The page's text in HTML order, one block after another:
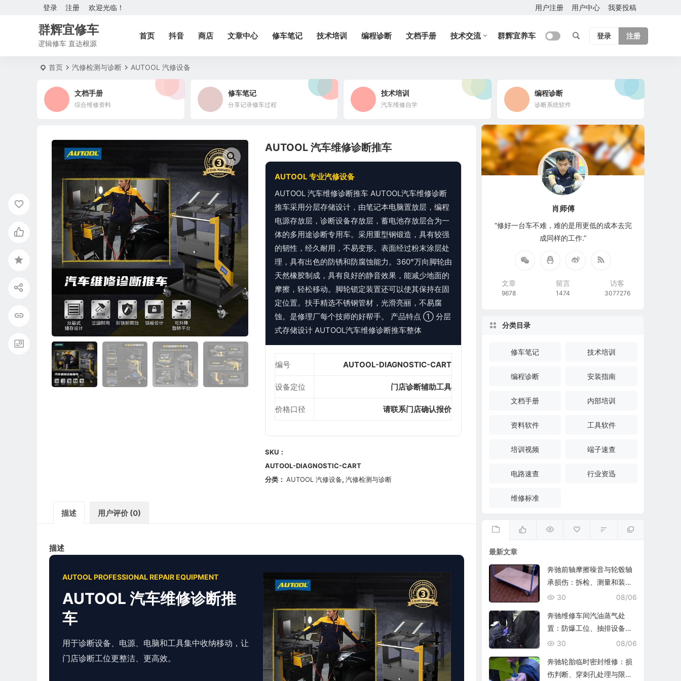
欢迎光临！
登录 注册 用户注册 用户中心 我要投稿
群辉宜修车
逻辑修车 直达根源
首页 抖音 商店 文章中心 修车笔记 技术培训 编程诊断 文档手册 技术交流 群辉宜养车 登录 注册
首页 汽修检测与诊断 AUTOOL 汽修设备
文档手册
综合维修资料
修车笔记
分享记录修车过程
技术培训
汽车维修自学
编程诊断
诊断系统软件
AUTOOL 汽车维修诊断推车
AUTOOL 专业汽修设备
AUTOOL 汽车维修诊断推车 AUTOOL汽车维修诊断
推车采用分层存储设计，由笔记本电脑置放层，编程
电源存放层，诊断设备存放层，蓄电池存放层合为一
体的多用途诊断专用车。采用重型钢锻造，具有较强
的韧性，经久耐用，不易变形。表面经过粉末涂层处
理，具有出色的防锈和防腐蚀能力。360°万向脚轮由
天然橡胶制成，具有良好的静音效果，能减少地面的
摩擦，轻松移动。脚轮锁定装置还可以使其保持在固
定位置。扶手精选不锈钢管材，光滑亮丽，不易腐
蚀。是修理厂每个技师的好帮手。 产品特点 ① 分层
式存储设计 AUTOOL汽车维修诊断推车整体
编号 AUTOOL-DIAGNOSTIC-CART
设备定位 门店诊断辅助工具
价格口径 请联系门店确认报价
SKU：
AUTOOL-DIAGNOSTIC-CART
分类： AUTOOL 汽修设备, 汽修检测与诊断
描述 用户评价 (0)
描述
AUTOOL PROFESSIONAL REPAIR EQUIPMENT
AUTOOL 汽车维修诊断推
车
用于诊断设备、电源、电脑和工具集中收纳移动，让
门店诊断工位更整洁、更高效。
肖师傅
“修好一台车不难，难的是用更低的成本去完
成同样的工作.”
文章
9678
留言
1474
访客
3077276
分类目录
修车笔记 技术培训
编程诊断 安装指南
文档手册 内部培训
资料软件 工具软件
培训视频 端子速查
电路速查 行业资迅
维修标准
最新文章
奔驰前轴摩擦噪音与轮毂轴
承损伤：拆检、测量和装复
复查
08/06
30
奔驰维修车间汽油蒸气处
置：防爆工位、抽排设备与
燃油收集
08/06
30
奔驰轮胎临时密封维修：损
伤判断、穿刺孔处理与限速